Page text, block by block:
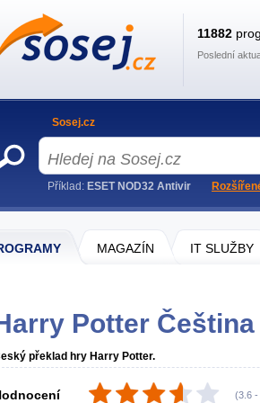
MAGAZÍN IT SLUŽBY
Potter Čeština
překlad hry Harry Potter.
(3.6 -
11882
Poslední
Sosej.cz
Příklad: ESET NOD32 Antivir